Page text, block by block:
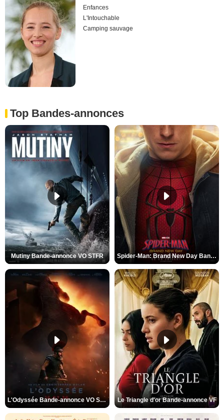
Enfances
L'Intouchable
Camping sauvage
Top Bandes-annonces
Mutiny Bande-annonce VO STFR Spider-Man: Brand New Day Bande-annonce VO STFR
L'Odyssée Bande-annonce VO STFR Le Triangle d'or Bande-annonce VF